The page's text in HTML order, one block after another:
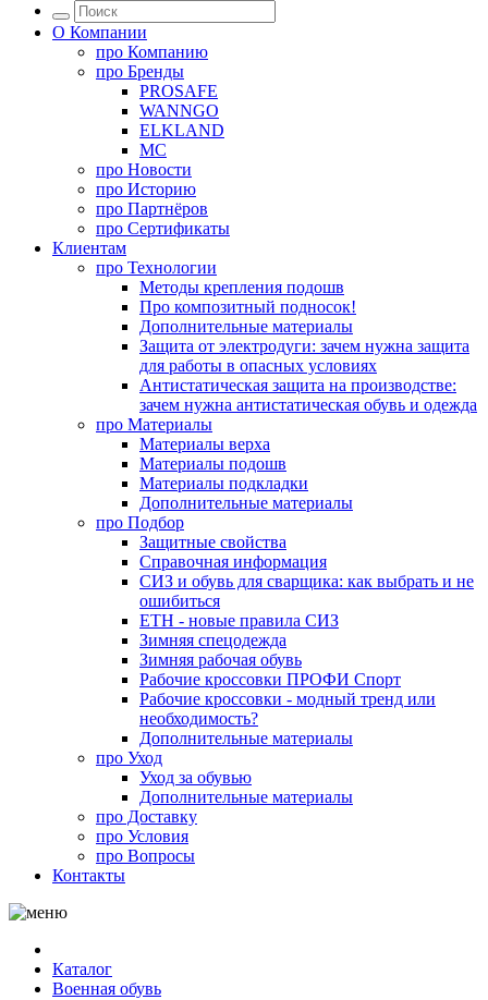
О Компании
про Компанию
про Бренды
PROSAFE
WANNGO
ELKLAND
MC
про Новости
про Историю
про Партнёров
про Сертификаты
Клиентам
про Технологии
Методы крепления подошв
Про композитный подносок!
Дополнительные материалы
Защита от электродуги: зачем нужна защита
для работы в опасных условиях
Антистатическая защита на производстве:
зачем нужна антистатическая обувь и одежда
про Материалы
Материалы верха
Материалы подошв
Материалы подкладки
Дополнительные материалы
про Подбор
Защитные свойства
Справочная информация
СИЗ и обувь для сварщика: как выбрать и не
ошибиться
ЕТН - новые правила СИЗ
Зимняя спецодежда
Зимняя рабочая обувь
Рабочие кроссовки ПРОФИ Спорт
Рабочие кроссовки - модный тренд или
необходимость?
Дополнительные материалы
про Уход
Уход за обувью
Дополнительные материалы
про Доставку
про Условия
про Вопросы
Контакты
Каталог
Военная обувь